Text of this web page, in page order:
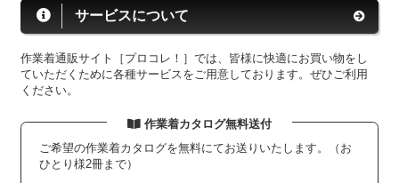
サービスについて
作業着通販サイト［プロコレ！］では、皆様に快適にお買い物をし
ていただくために各種サービスをご用意しております。ぜひご利用
ください。
作業着カタログ無料送付
ご希望の作業着カタログを無料にてお送りいたします。（お
ひとり様2冊まで）